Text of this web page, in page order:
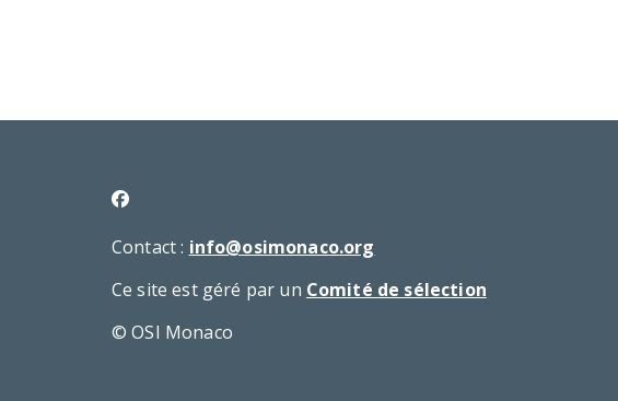
Contact : info@osimonaco.org
Ce site est géré par un Comité de sélection
© OSI Monaco